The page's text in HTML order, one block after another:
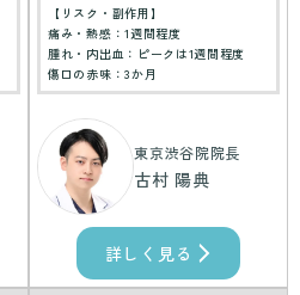
【リスク・副作用】
痛み・熱感：1週間程度
腫れ・内出血：ピークは1週間程度
傷口の赤味：3か月
東京渋谷院院長
古村 陽典
詳しく見る